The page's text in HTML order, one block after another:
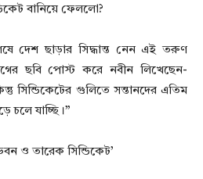
বানিয়ে ফেললো?
দেশ ছাড়ার সিদ্ধান্ত নেন এই তরুণ
ছবি পোস্ট করে নবীন লিখেছেন-
সিন্ডিকেটের গুলিতে সন্তানদের এতিম
চলে যাচ্ছি।”
ও তারেক সিন্ডিকেট’